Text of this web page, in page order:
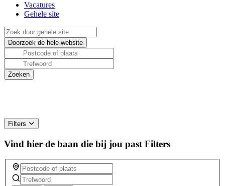
Vacatures
Gehele site
Filters
Vind hier de baan die bij jou past Filters